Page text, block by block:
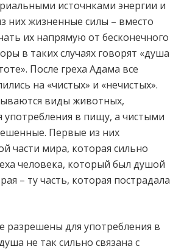
источнками энергии и
них жизненные силы – вместо
их напрямую от бесконечного
в таких случаях говорят «душа
После греха Адама все
на «чистых» и «нечистых».
виды животных,
в пищу, а чистыми
Первые из них
части мира, которая сильно
человека, который был душой
– ту часть, которая пострадала
разрешены для употребления в
не так сильно связана с